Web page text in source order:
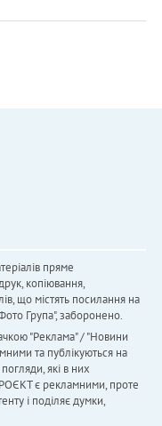
пряме
копіювання,
що містять посилання на
Група", заборонено.
"Реклама" / "Новини
та публікуються на
які в них
є рекламними, проте
і поділяє думки,